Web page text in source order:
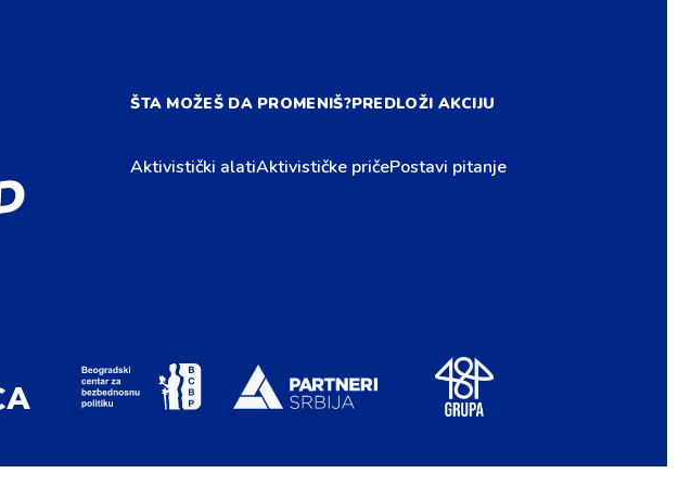
ŠTA MOŽEŠ DA PROMENIŠ?PREDLOŽI AKCIJU
Aktivistički alatiAktivističke pričePostavi pitanje